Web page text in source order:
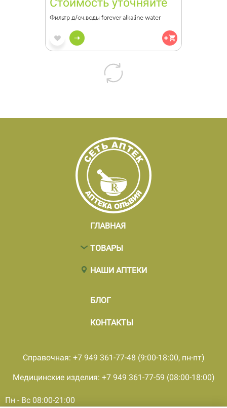
Стоимость уточняйте
Фильтр д/оч.воды forever alkaline water
ГЛАВНАЯ
ТОВАРЫ
НАШИ АПТЕКИ
БЛОГ
КОНТАКТЫ
Пн - Вс 08:00-21:00
Справочная: +7 949 361-77-48 (9:00-18:00, пн-пт)
Медицинские изделия: +7 949 361-77-59 (08:00-18:00)